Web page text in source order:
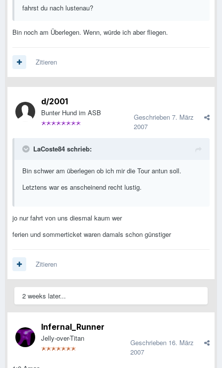
fahrst du nach lustenau?
Bin noch am Überlegen. Wenn, würde ich aber fliegen.
Zitieren
d/2001
Bunter Hund im ASB Geschrieben 7. März
2007
LaCoste84 schrieb:
Bin schwer am überlegen ob ich mir die Tour antun soll.
Letztens war es anscheinend recht lustig.
jo nur fahrt von uns diesmal kaum wer
ferien und sommerticket waren damals schon günstiger
Zitieren
2 weeks later...
Infernal_Runner
Jelly-over-Titan Geschrieben 16. März
2007